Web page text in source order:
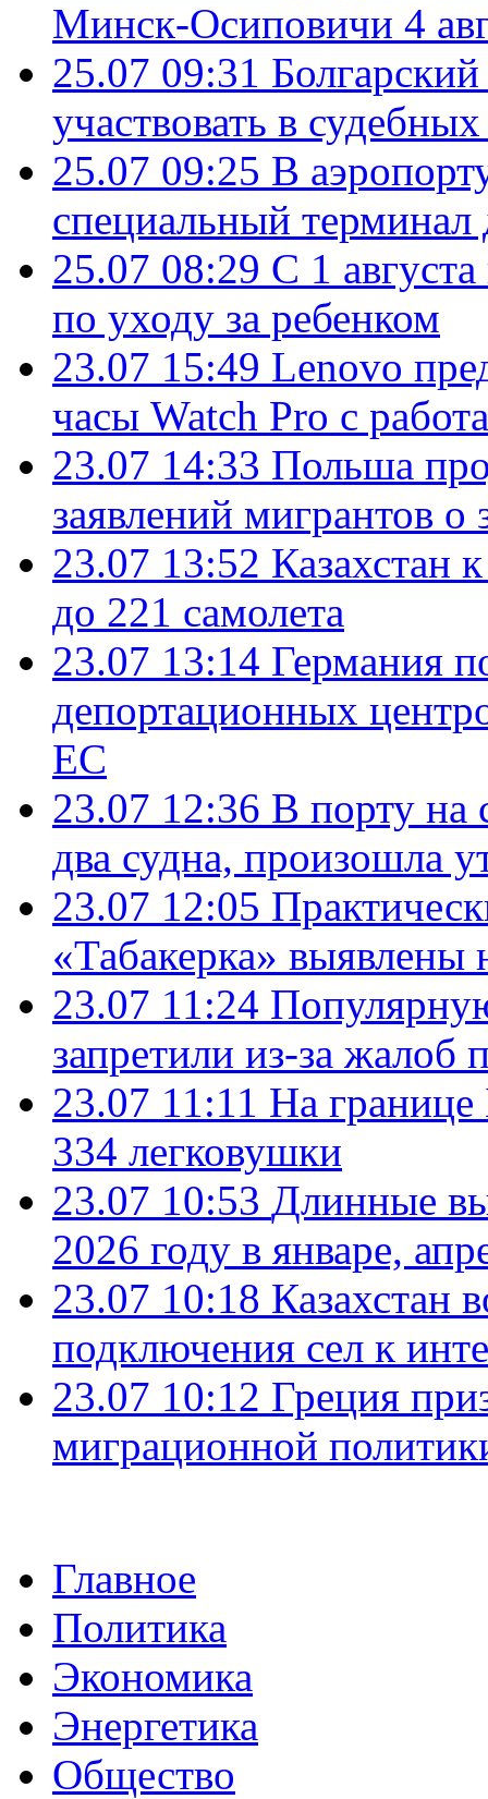
Минск-Осиповичи 4
25.07 09:31
участвовать в
25.07 09:25 В
специальный терминал
25.07 08:29 С 1
по уходу за ребенком
23.07 15:49 Lenovo
часы Watch Pro с
23.07 14:33 Польша
заявлений мигрантов
23.07 13:52 Казахстан
до 221 самолета
23.07 13:14 Германия
депортационных
ЕС
23.07 12:36 В порту на
два судна, произошла
23.07 12:05
«Табакерка»
23.07 11:24
запретили из-за жалоб
23.07 11:11 На границе
334 легковушки
23.07 10:53 Длинные
2026 году в январе,
23.07 10:18 Казахстан
подключения сел к
23.07 10:12 Греция
миграционной
Главное
Политика
Экономика
Энергетика
Общество